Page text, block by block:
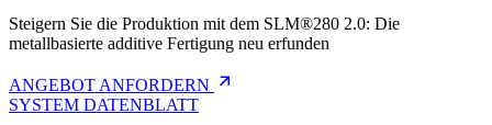
Steigern Sie die Produktion mit dem SLM®280 2.0: Die
metallbasierte additive Fertigung neu erfunden
ANGEBOT ANFORDERN
SYSTEM DATENBLATT